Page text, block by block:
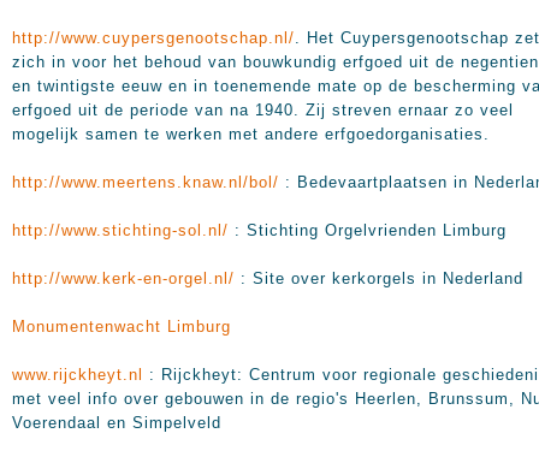
http://www.cuypersgenootschap.nl/. Het Cuypersgenootschap zet
zich in voor het behoud van bouwkundig erfgoed uit de
en twintigste eeuw en in toenemende mate op de bescherming
erfgoed uit de periode van na 1940. Zij streven ernaar zo veel
mogelijk samen te werken met andere erfgoedorganisaties.
http://www.meertens.knaw.nl/bol/ : Bedevaartplaatsen in
http://www.stichting-sol.nl/ : Stichting Orgelvrienden Limburg
http://www.kerk-en-orgel.nl/ : Site over kerkorgels in Nederland
Monumentenwacht Limburg
www.rijckheyt.nl
: Rijckheyt: Centrum voor regionale
met veel info over gebouwen in de regio's Heerlen, Brunssum,
Voerendaal en Simpelveld